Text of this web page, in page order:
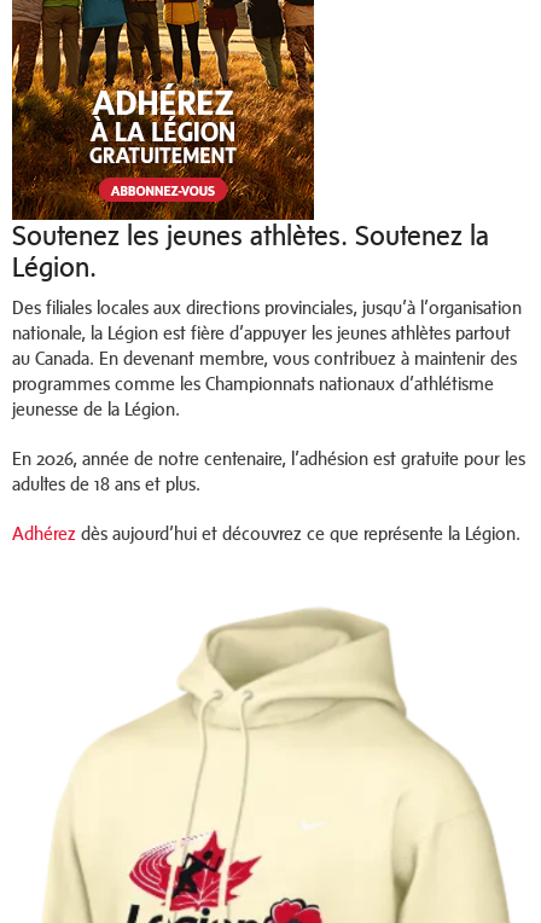
Soutenez les jeunes athlètes. Soutenez la
Légion.
Des filiales locales aux directions provinciales, jusqu’à l’organisation
nationale, la Légion est fière d’appuyer les jeunes athlètes partout
au Canada. En devenant membre, vous contribuez à maintenir des
programmes comme les Championnats nationaux d’athlétisme
jeunesse de la Légion.
En 2026, année de notre centenaire, l’adhésion est gratuite pour les
adultes de 18 ans et plus.
Adhérez dès aujourd’hui et découvrez ce que représente la Légion.